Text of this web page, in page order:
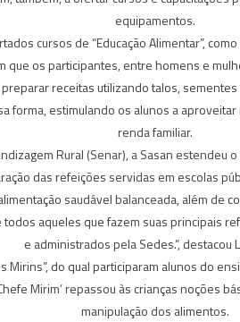
equipamentos.
cursos de “Educação Alimentar”,
que os participantes, entre homens e
receitas utilizando talos,
forma, estimulando os alunos a
renda familiar.
Rural (Senar), a Sasan estendeu
das refeições servidas em escolas
saudável balanceada, além de
aqueles que fazem suas principais
e administrados pela Sedes.”, destacou
Mirins”, do qual participaram alunos do
Mirim’ repassou às crianças noções
manipulação dos alimentos.